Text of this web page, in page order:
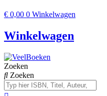
€ 0,00 0 Winkelwagen
Winkelwagen
Zoeken
Zoeken